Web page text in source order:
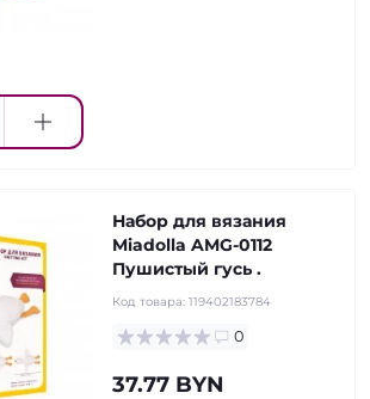
Набор для вязания
Miadolla AMG-0112
Пушистый гусь .
Код товара: 119402183784
0
37.77 BYN